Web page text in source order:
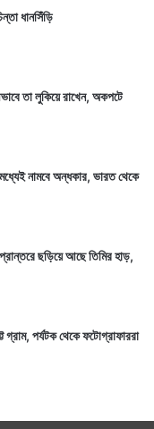
ধানসিঁড়ি
তা লুকিয়ে রাখেন, অকপটে
নামবে অন্ধকার, ভারত থেকে
ছড়িয়ে আছে তিমির হাড়,
গ্রাম, পর্যটক থেকে ফটোগ্রাফাররা